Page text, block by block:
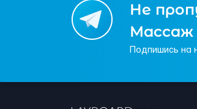
Не
Массаж
Подпишись на